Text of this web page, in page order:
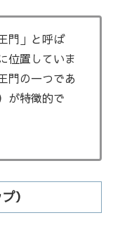
門」と呼ば
位置していま
門の一つであ
が特徴的で
）